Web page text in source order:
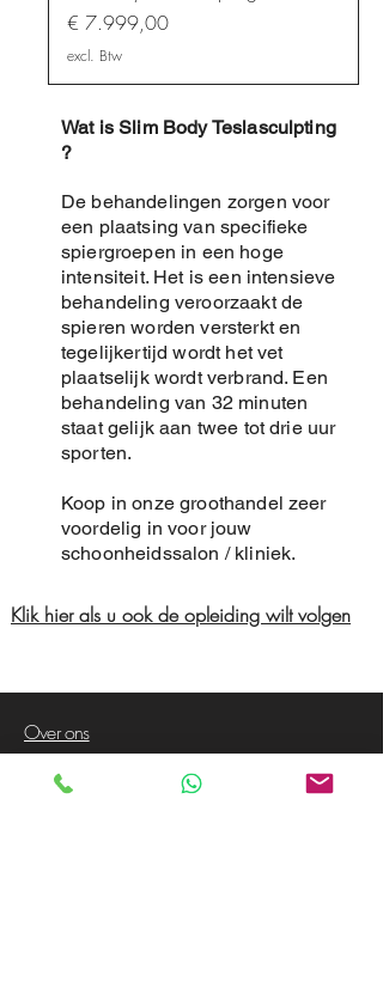
Prijs
€ 7.999,00
excl. Btw
Wat is Slim Body Teslasculpting
?
De behandelingen zorgen voor
een plaatsing van specifieke
spiergroepen in een hoge
intensiteit. Het is een intensieve
behandeling veroorzaakt de
spieren worden versterkt en
tegelijkertijd wordt het vet
plaatselijk wordt verbrand. Een
behandeling van 32 minuten
staat gelijk aan twee tot drie uur
sporten.
Koop in onze groothandel zeer
voordelig in voor jouw
schoonheidssalon / kliniek.
Klik hier als u ook de opleiding wilt volgen
Over ons
Voorwaarden